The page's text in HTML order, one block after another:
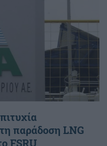
παράδοση LNG
FSRU